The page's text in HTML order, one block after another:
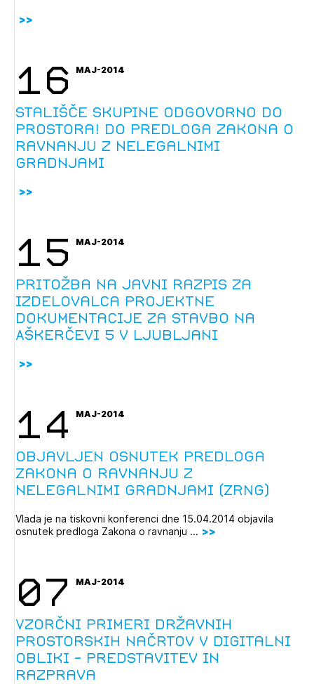
registriranim uporabnikom. Da lahko do nje
dostopate, se je potrebno prijaviti.
PRIJAVITE SE REGISTRIRAJTE SE
16 MAJ-2014
Stališče skupine Odgovorno do
prostora! do predloga zakona o
ravnanju z nelegalnimi
gradnjami
15 MAJ-2014
Pritožba na javni razpis za
izdelovalca projektne
dokumentacije za stavbo na
Aškerčevi 5 v Ljubljani
14 MAJ-2014
Objavljen osnutek predloga
Zakona o ravnanju z
nelegalnimi gradnjami (ZRNG)
Vlada je na tiskovni konferenci dne 15.04.2014 objavila
osnutek predloga Zakona o ravnanju ...
07 MAJ-2014
Vzorčni primeri državnih
prostorskih načrtov v digitalni
obliki - predstavitev in
razprava